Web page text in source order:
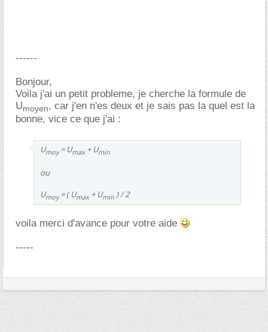
------
Bonjour,
Voila j'ai un petit probleme, je cherche la formule de
Umoyen, car j'en n'es deux et je sais pas la quel est la
bonne, vice ce que j'ai :
Umoy= Umax+ Umin
ou
Umoy= ( Umax+ Umin ) / 2
voila merci d'avance pour votre aide
-----